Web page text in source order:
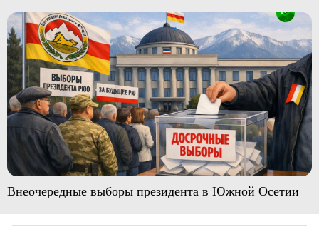
Внеочередные выборы президента в Южной Осетии